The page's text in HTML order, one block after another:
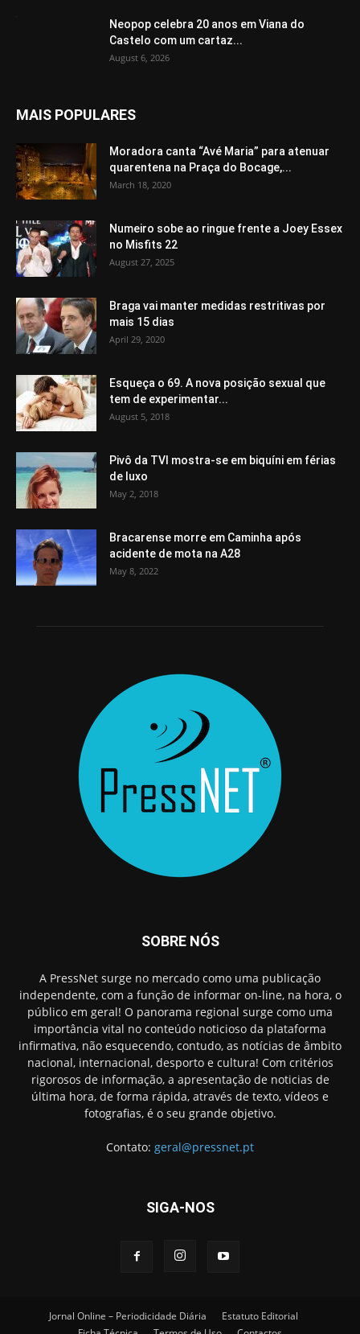
Neopop celebra 20 anos em Viana do
Castelo com um cartaz...
August 6, 2026
MAIS POPULARES
Moradora canta “Avé Maria” para atenuar
quarentena na Praça do Bocage,...
March 18, 2020
Numeiro sobe ao ringue frente a Joey Essex
no Misfits 22
August 27, 2025
Braga vai manter medidas restritivas por
mais 15 dias
April 29, 2020
Esqueça o 69. A nova posição sexual que
tem de experimentar...
August 5, 2018
Pivô da TVI mostra-se em biquíni em férias
de luxo
May 2, 2018
Bracarense morre em Caminha após
acidente de mota na A28
May 8, 2022
SOBRE NÓS
A PressNet surge no mercado como uma publicação
independente, com a função de informar on-line, na hora, o
público em geral! O panorama regional surge como uma
importância vital no conteúdo noticioso da plataforma
infirmativa, não esquecendo, contudo, as notícias de âmbito
nacional, internacional, desporto e cultura! Com critérios
rigorosos de informação, a apresentação de noticias de
última hora, de forma rápida, através de texto, vídeos e
fotografias, é o seu grande objetivo.
Contato: geral@pressnet.pt
SIGA-NOS
Jornal Online – Periodicidade Diária
Estatuto Editorial